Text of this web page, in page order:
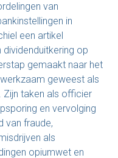
van
in
een artikel
op
gemaakt naar het
geweest als
Zijn taken als officier
en vervolging
van fraude,
als
opiumwet en